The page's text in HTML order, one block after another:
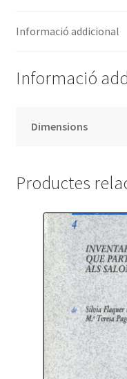
1815-
Informació addicional
Informació
Dimensions
Productes